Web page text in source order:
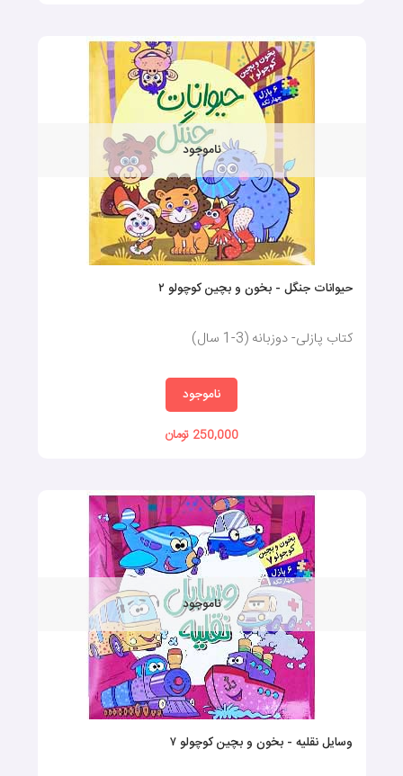
ناموجود
حیوانات جنگل - بخون و بچین کوچولو ۲
کتاب پازلی- دوزبانه (3-1 سال)
ناموجود
250,000 تومان
ناموجود
وسایل نقلیه - بخون و بچین کوچولو ۷